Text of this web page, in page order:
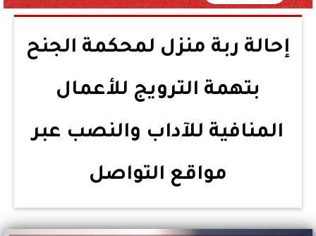
إحالة ربة منزل لمحكمة الجنح
بتهمة الترويج للأعمال
المنافية للآداب والنصب عبر
مواقع التواصل